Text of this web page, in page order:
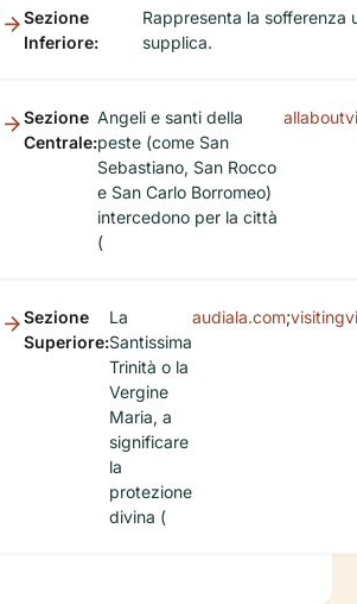
Sezione
Inferiore:
Rappresenta la sofferenza
supplica.
Sezione
Centrale:
Angeli e santi della
peste (come San
Sebastiano, San Rocco
e San Carlo Borromeo)
intercedono per la città
(
Sezione
Superiore:
La
Santissima
Trinità o la
Vergine
Maria, a
significare
la
protezione
divina (
audiala.com;